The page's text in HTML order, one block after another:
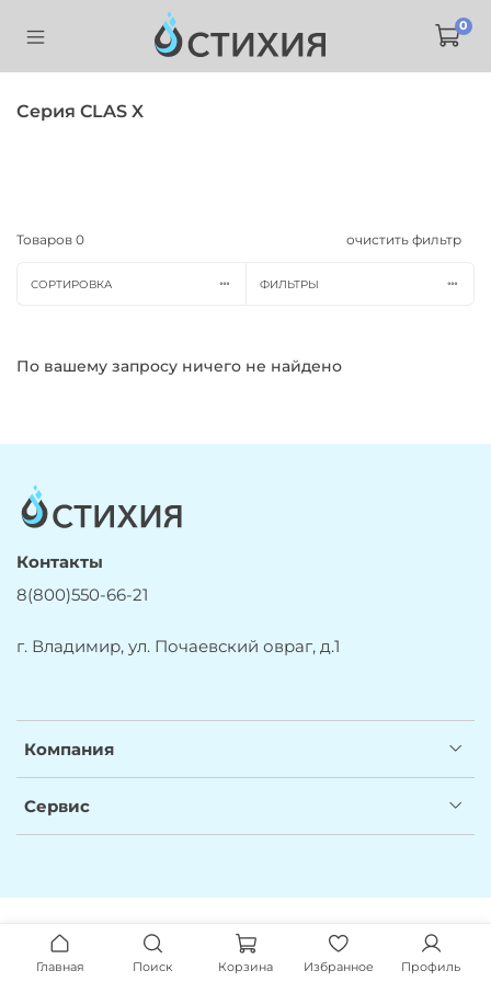
0
Серия CLAS X
Товаров 0 очистить фильтр
СОРТИРОВКА ФИЛЬТРЫ
По вашему запросу ничего не найдено
Компания
Сервис
Контакты
8(800)550-66-21
г. Владимир, ул. Почаевский овраг, д.1
Главная Поиск Корзина Избранное Профиль